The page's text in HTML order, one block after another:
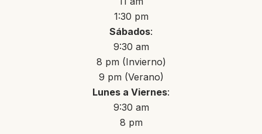
1:30 pm
Sábados:
9:30 am
8 pm (Invierno)
9 pm (Verano)
Lunes a Viernes:
9:30 am
8 pm